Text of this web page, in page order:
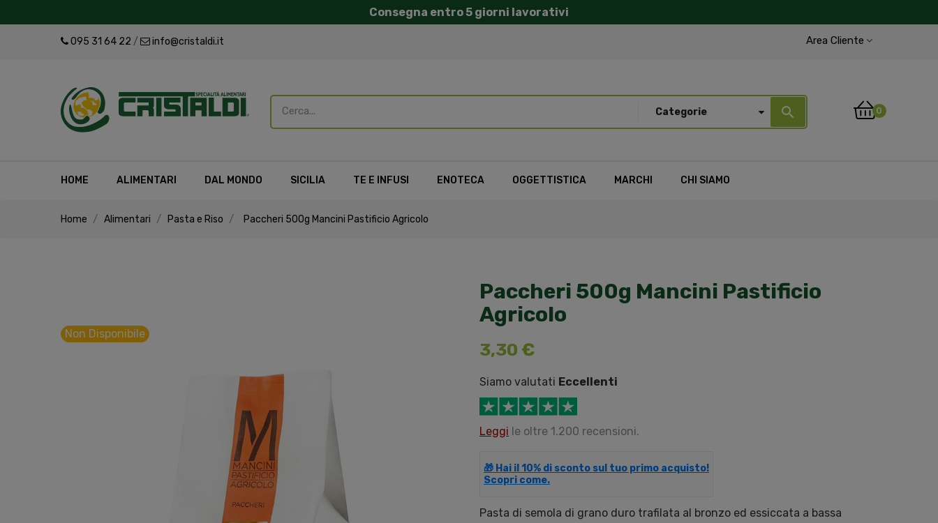
Consegna entro 5 giorni lavorativi
095 31 64 22 / info@cristaldi.it Area Cliente
Categorie search 0
HOME ALIMENTARI DAL MONDO SICILIA TE E INFUSI ENOTECA OGGETTISTICA MARCHI CHI SIAMO
Home Alimentari Pasta e Riso Paccheri 500g Mancini Pastificio Agricolo
Non Disponibile
Paccheri 500g Mancini Pastificio
Agricolo
3,30 €
Siamo valutati Eccellenti
Leggi le oltre 1.200 recensioni.
🎁 Hai il 10% di sconto sul tuo primo acquisto!
Scopri come.
Pasta di semola di grano duro trafilata al bronzo ed essiccata a bassa